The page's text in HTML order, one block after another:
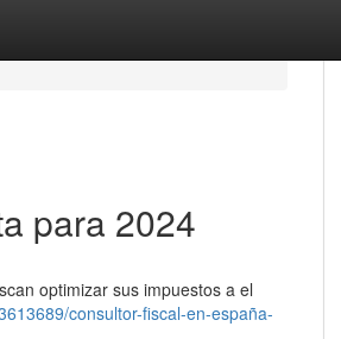
para 2024
optimizar sus impuestos a el
consultor-fiscal-en-españa-